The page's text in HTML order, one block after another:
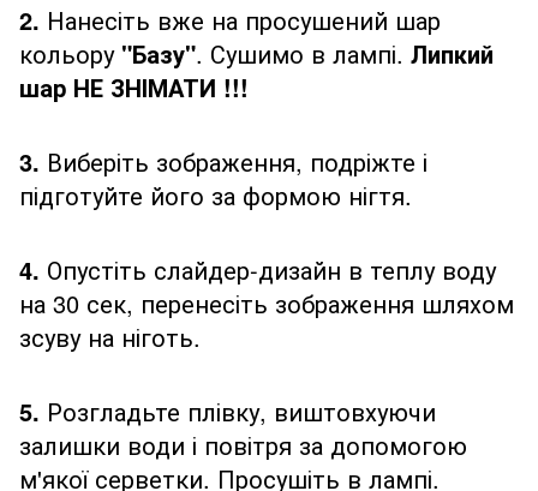
2. Нанесіть вже на просушений шар
кольору "Базу". Сушимо в лампі. Липкий
шар НЕ ЗНІМАТИ !!!
3. Виберіть зображення, подріжте і
підготуйте його за формою нігтя.
4. Опустіть слайдер-дизайн в теплу воду
на 30 сек, перенесіть зображення шляхом
зсуву на ніготь.
5. Розгладьте плівку, виштовхуючи
залишки води і повітря за допомогою
м'якої серветки. Просушіть в лампі.